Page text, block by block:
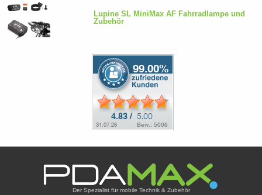
Lupine SL MiniMax AF Fahrradlampe und
Zubehör
Der Spezialist für mobile Technik & Zubehör